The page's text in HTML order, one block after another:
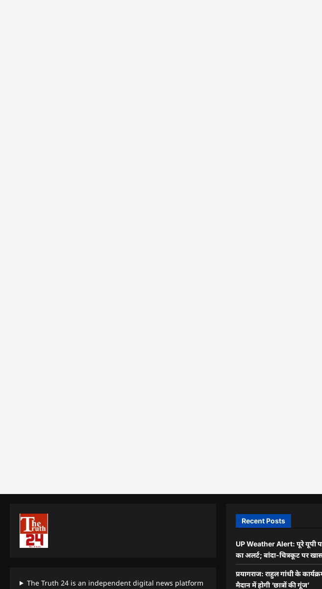
The Truth 24 is an independent digital news platform
Recent Posts
UP Weather Alert: पूरे यूपी
का अलर्ट; बांदा-चित्रकूट पर
प्रयागराज: राहुल गांधी के
मैदान में होगी ‘छात्रों की गूंज’